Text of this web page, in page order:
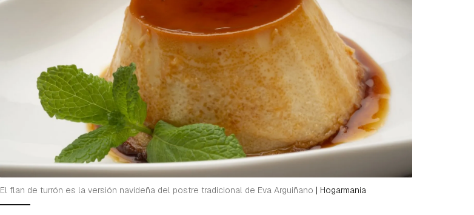
El flan de turrón es la versión navideña del postre tradicional de Eva Arguiñano | Hogarmania